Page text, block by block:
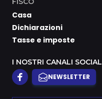
Casa
Dichiarazioni
Tasse e imposte
I NOSTRI CANALI SOCIAL
NEWSLETTER